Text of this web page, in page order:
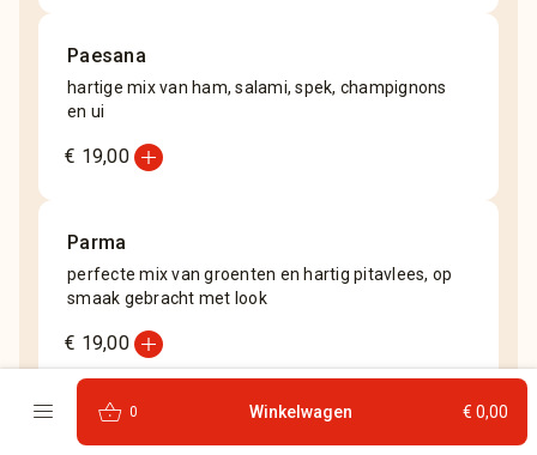
Paesana
hartige mix van ham, salami, spek, champignons
en ui
€ 19,00add_circle
Parma
perfecte mix van groenten en hartig pitavlees, op
smaak gebracht met look
€ 19,00add_circle
Pesto chicken
menu shopping_basket 0 Winkelwagen € 0,00